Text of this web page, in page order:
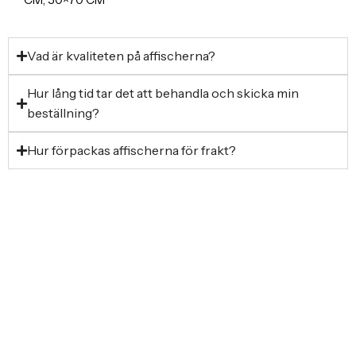
Vad är kvaliteten på affischerna?
Hur lång tid tar det att behandla och skicka min
beställning?
Hur förpackas affischerna för frakt?